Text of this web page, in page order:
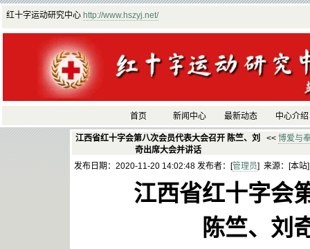
红十字运动研究中心 http://www.hszyj.net/
首页 新闻中心 最新动态 中心介绍
江西省红十字会第八次会员代表大会召开 陈竺、刘
奇出席大会并讲话
<< 博爱与
发布日期：2020-11-20 14:02:48 发布者：[管理员] 来源：[本站
江西省红十字会
陈竺、刘